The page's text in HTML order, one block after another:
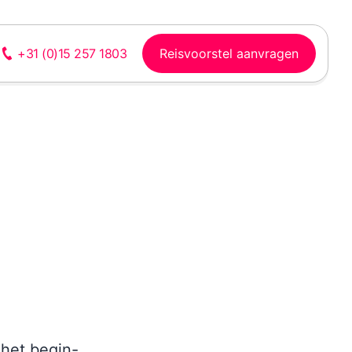
+31 (0)15 257 1803 Reisvoorstel aanvragen